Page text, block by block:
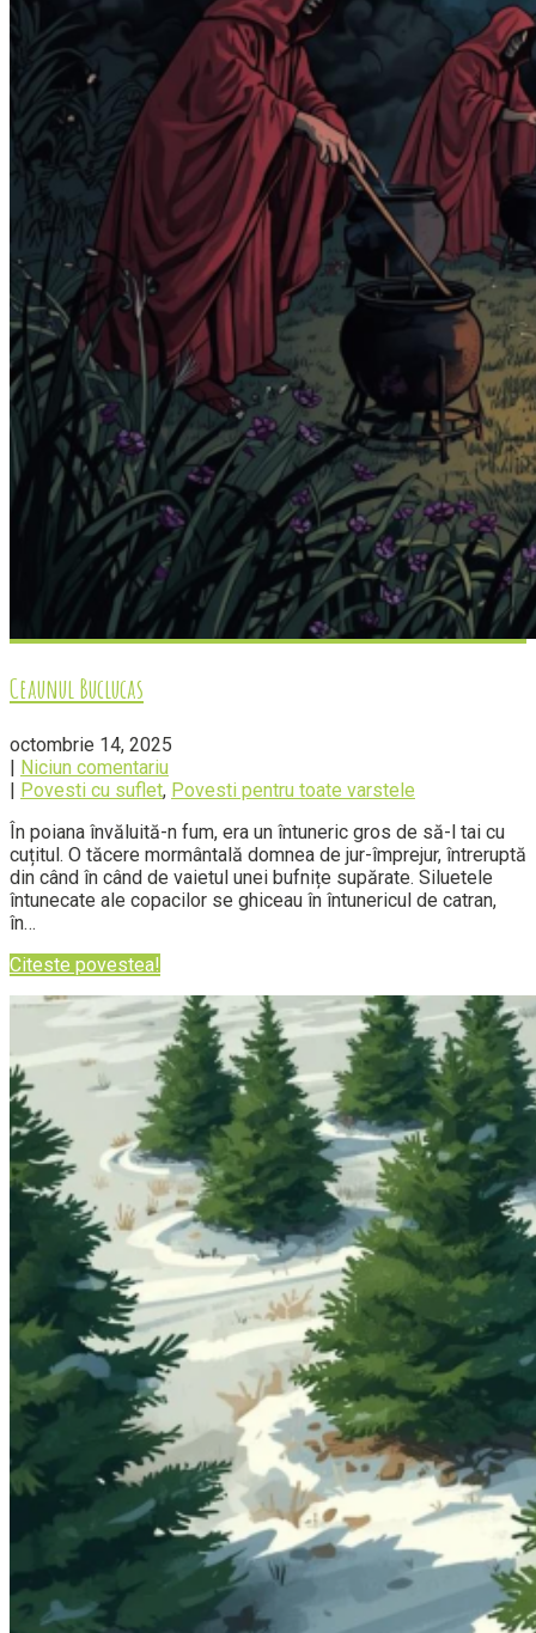
Ceaunul Buclucas
octombrie 14, 2025
| Niciun comentariu
| Povesti cu suflet, Povesti pentru toate varstele
În poiana învăluită-n fum, era un întuneric gros de să-l tai cu
cuțitul. O tăcere mormântală domnea de jur-împrejur, întreruptă
din când în când de vaietul unei bufnițe supărate. Siluetele
întunecate ale copacilor se ghiceau în întunericul de catran,
în…
Citeste povestea!